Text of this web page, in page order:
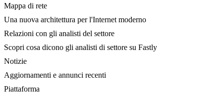
Mappa di rete
Una nuova architettura per l'Internet moderno
Relazioni con gli analisti del settore
Scopri cosa dicono gli analisti di settore su Fastly
Notizie
Aggiornamenti e annunci recenti
Piattaforma